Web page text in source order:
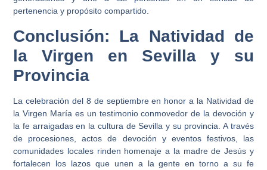
pertenencia y propósito compartido.
Conclusión: La Natividad de
la Virgen en Sevilla y su
Provincia
La celebración del 8 de septiembre en honor a la Natividad de
la Virgen María es un testimonio conmovedor de la devoción y
la fe arraigadas en la cultura de Sevilla y su provincia. A través
de procesiones, actos de devoción y eventos festivos, las
comunidades locales rinden homenaje a la madre de Jesús y
fortalecen los lazos que unen a la gente en torno a su fe